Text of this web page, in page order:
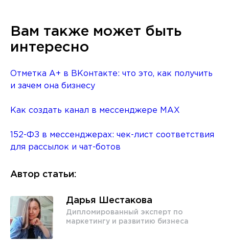
Вам также может быть
интересно
Отметка A+ в ВКонтакте: что это, как получить
и зачем она бизнесу
Как создать канал в мессенджере MAX
152-ФЗ в мессенджерах: чек-лист соответствия
для рассылок и чат-ботов
Автор статьи:
Дарья Шестакова
Дипломированный эксперт по
маркетингу и развитию бизнеса